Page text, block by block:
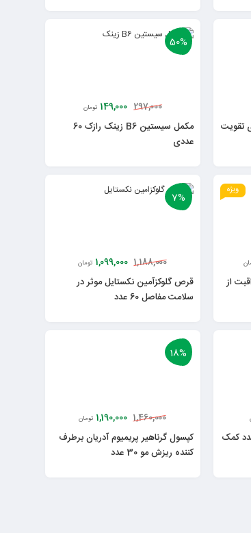
تقویت
50%
297,000
149,000 تومان
مکمل سیستین B6 زینک رازک 60
عددی
ویژه
مراقبت از
7%
1,188,000
1,099,000 تومان
قرص گلوکزآمین نکستایل موثر در
سلامت مفاصل 60 عدد
آبجو هلث اید 60 عدد کمک
18%
1,460,000
1,190,000 تومان
کپسول گرناهیر پریمیوم آدریان برطرف
کننده ریزش مو 30 عدد